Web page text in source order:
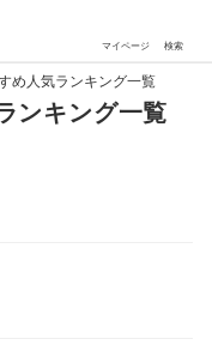
マイページ 検索
め人気ランキング一覧
ンキング一覧